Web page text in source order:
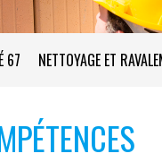
67 NETTOYAGE ET